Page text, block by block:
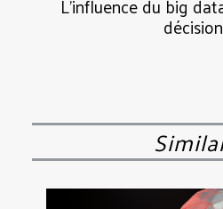
L'influence du big